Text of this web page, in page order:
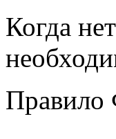
Когда
Правило